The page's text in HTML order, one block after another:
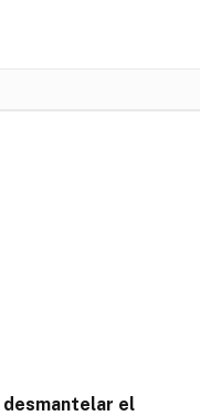
desmantelar el